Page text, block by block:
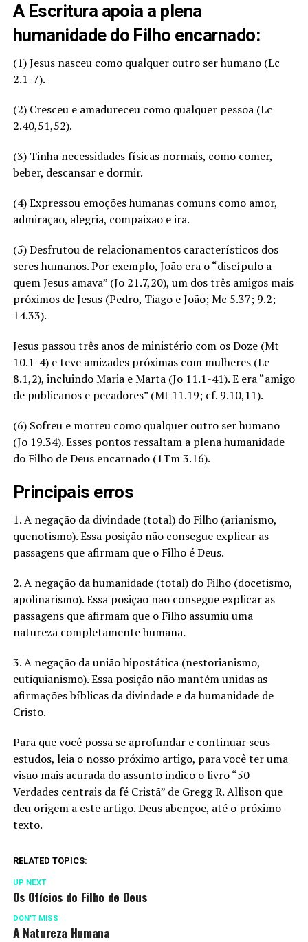
A Escritura apoia a plena
humanidade do Filho encarnado:
(1) Jesus nasceu como qualquer outro ser humano (Lc
2.1-7).
(2) Cresceu e amadureceu como qualquer pessoa (Lc
2.40,51,52).
(3) Tinha necessidades físicas normais, como comer,
beber, descansar e dormir.
(4) Expressou emoções humanas comuns como amor,
admiração, alegria, compaixão e ira.
(5) Desfrutou de relacionamentos característicos dos
seres humanos. Por exemplo, João era o “discípulo a
quem Jesus amava” (Jo 21.7,20), um dos três amigos mais
próximos de Jesus (Pedro, Tiago e João; Mc 5.37; 9.2;
14.33).
Jesus passou três anos de ministério com os Doze (Mt
10.1-4) e teve amizades próximas com mulheres (Lc
8.1,2), incluindo Maria e Marta (Jo 11.1-41). E era “amigo
de publicanos e pecadores” (Mt 11.19; cf. 9.10,11).
(6) Sofreu e morreu como qualquer outro ser humano
(Jo 19.34). Esses pontos ressaltam a plena humanidade
do Filho de Deus encarnado (1Tm 3.16).
Principais erros
1. A negação da divindade (total) do Filho (arianismo,
quenotismo). Essa posição não consegue explicar as
passagens que afirmam que o Filho é Deus.
2. A negação da humanidade (total) do Filho (docetismo,
apolinarismo). Essa posição não consegue explicar as
passagens que afirmam que o Filho assumiu uma
natureza completamente humana.
3. A negação da união hipostática (nestorianismo,
eutiquianismo). Essa posição não mantém unidas as
afirmações bíblicas da divindade e da humanidade de
Cristo.
Para que você possa se aprofundar e continuar seus
estudos, leia o nosso próximo artigo, para você ter uma
visão mais acurada do assunto indico o livro “50
Verdades centrais da fé Cristã” de Gregg R. Allison que
deu origem a este artigo. Deus abençoe, até o próximo
texto.
RELATED TOPICS:
UP NEXT
Os Ofícios do Filho de Deus
DON'T MISS
A Natureza Humana